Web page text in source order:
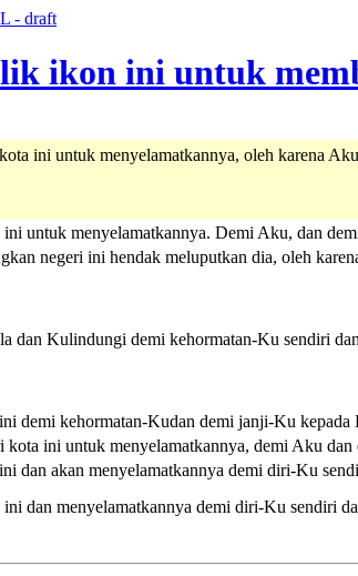
- draft
kota ini untuk menyelamatkannya, oleh karena
untuk menyelamatkannya. Demi Aku, dan
negeri ini hendak meluputkan dia, oleh
dan Kulindungi demi kehormatan-Ku sendiri
demi kehormatan-Kudan demi janji-Ku kepada
kota ini untuk menyelamatkannya, demi Aku
dan akan menyelamatkannya demi diri-Ku
dan menyelamatkannya demi diri-Ku sendiri